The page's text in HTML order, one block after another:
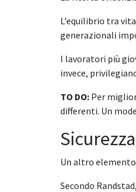
L’equilibrio tra
generazionali
I lavoratori più
invece,
TO DO: Per
differenti. Un
Un altro
Secondo